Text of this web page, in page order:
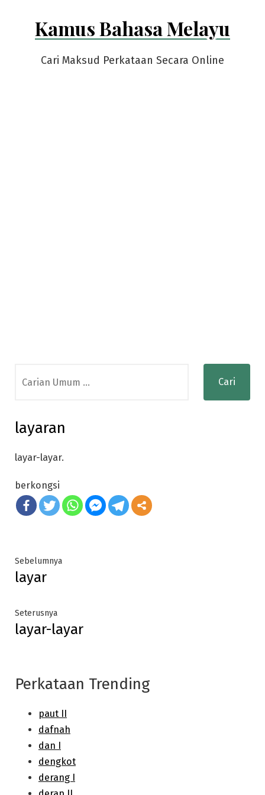
Kamus Bahasa Melayu
Cari Maksud Perkataan Secara Online
for:
layaran
layar-layar.
berkongsi
Post
navigation
SebelumnyaPrevious
layar
SeterusnyaNext
post:
layar-layar
Perkataan Trending